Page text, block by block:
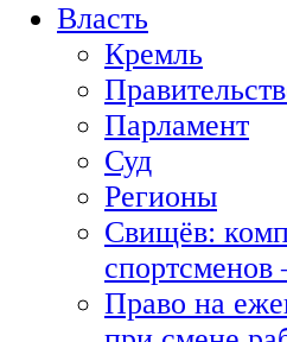
Власть
Кремль
Парламент
Суд
Регионы
Свищёв:
Право на